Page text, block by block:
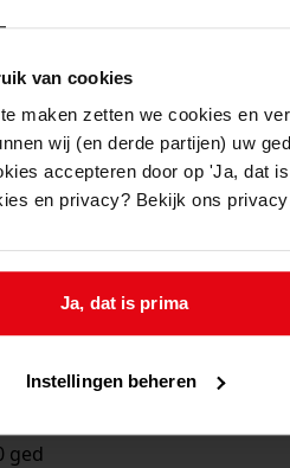
van cookies
maken zetten we cookies en
wij (en derde partijen) uw
accepteren door op 'Ja, dat
en privacy? Bekijk ons
Ja, dat is prima
Instellingen beheren
ged